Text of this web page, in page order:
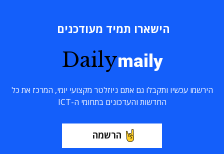
הישארו תמיד מעודכנים
Dailymaily
הירשמו עכשיו ותקבלו גם אתם ניוזלטר מקצועי יומי, המרכז את כל
החדשות והעדכונים בתחומי ה-ICT
הרשמה